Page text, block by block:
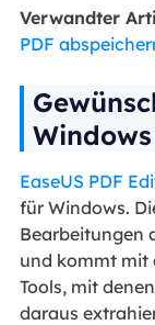
Verwandter
PDF
EaseUS PDF
für Windows.
Bearbeitungen
und kommt mit
Tools, mit
daraus